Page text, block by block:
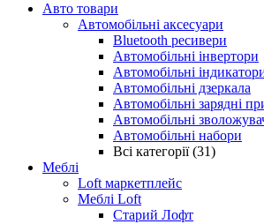
Авто товари
Автомобільні аксесуари
Bluetooth ресивери
Автомобільні інвертори
Автомобільні
Автомобільні дзеркала
Автомобільні зарядні
Автомобільні
Автомобільні набори
Всі категорії (31)
Меблі
Loft маркетплейс
Меблі Loft
Старий Лофт